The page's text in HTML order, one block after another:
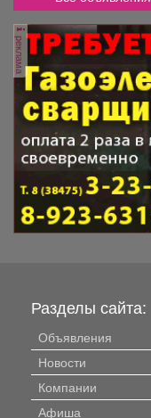
реклама
Разделы сайта:
Объявления
Новости
Компании
Афиша